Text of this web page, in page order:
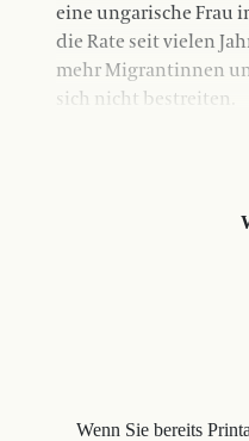
eine ungarische Frau
die Rate seit vielen
mehr Migrantinnen
sich nicht bestreiten.
Wenn Sie bereits